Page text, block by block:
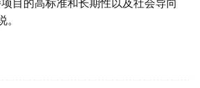
目的高标准和长期性以及社会导向